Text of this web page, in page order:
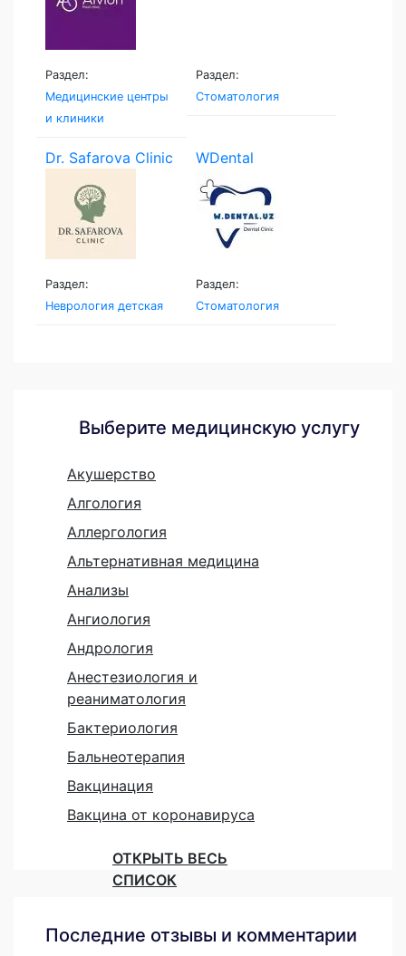
Раздел:
Медицинские центры
и клиники
Раздел:
Стоматология
Dr. Safarova Clinic
Раздел:
Неврология детская
WDental
Раздел:
Стоматология
Выберите медицинскую услугу
Акушерство
Алгология
Аллергология
Альтернативная медицина
Анализы
Ангиология
Андрология
Анестезиология и
реаниматология
Бактериология
Бальнеотерапия
Вакцинация
Вакцина от коронавируса
ОТКРЫТЬ ВЕСЬ
СПИСОК
Последние отзывы и комментарии